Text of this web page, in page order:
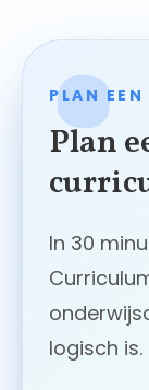
PLAN EEN
Plan
In 30
logisch is.